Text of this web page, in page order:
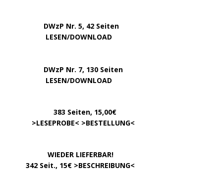
DWzP Nr. 5, 42 Seiten
LESEN/DOWNLOAD
DWzP Nr. 7, 130 Seiten
LESEN/DOWNLOAD
383 Seiten, 15,00€
>LESEPROBE< >BESTELLUNG<
WIEDER LIEFERBAR!
342 Seit., 15€ >BESCHREIBUNG<